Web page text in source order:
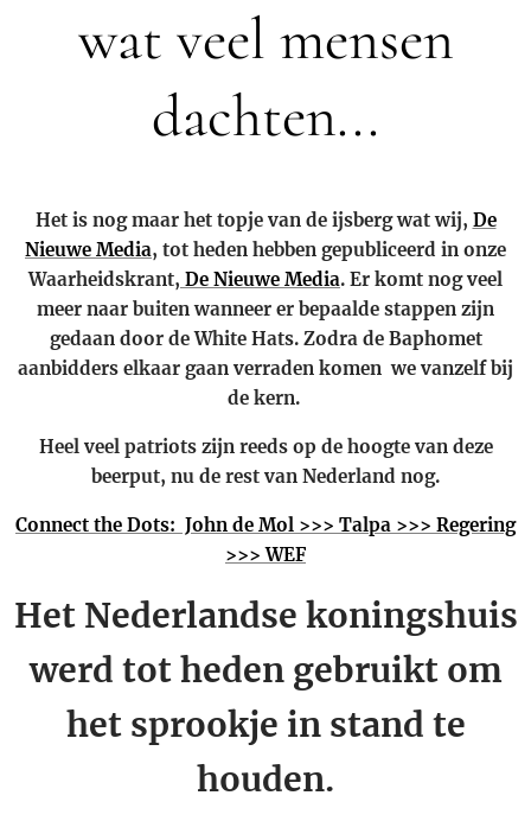
wat veel mensen
dachten...
Het is nog maar het topje van de ijsberg wat wij, De
Nieuwe Media, tot heden hebben gepubliceerd in onze
Waarheidskrant, De Nieuwe Media. Er komt nog veel
meer naar buiten wanneer er bepaalde stappen zijn
gedaan door de White Hats. Zodra de Baphomet
aanbidders elkaar gaan verraden komen we vanzelf bij
de kern.
Heel veel patriots zijn reeds op de hoogte van deze
beerput, nu de rest van Nederland nog.
Connect the Dots: John de Mol >>> Talpa >>> Regering
>>> WEF
Het Nederlandse koningshuis
werd tot heden gebruikt om
het sprookje in stand te
houden.